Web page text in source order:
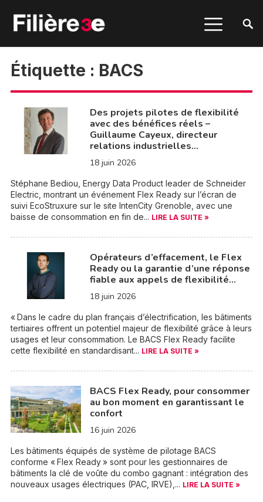
Étiquette : BACS
Des projets pilotes de flexibilité
avec des bénéfices réels –
Guillaume Cayeux, directeur
relations industrielles…
18 juin 2026
Stéphane Bediou, Energy Data Product leader de Schneider
Electric, montrant un événement Flex Ready sur l’écran de
suivi EcoStruxure sur le site IntenCity Grenoble, avec une
baisse de consommation en fin de... LIRE LA SUITE »
Opérateurs d’effacement, le Flex
Ready ou la garantie d’une réponse
fiable aux appels de flexibilité…
18 juin 2026
« Dans le cadre du plan français d’électrification, les bâtiments
tertiaires offrent un potentiel majeur de flexibilité grâce à leurs
usages et leur consommation. Le BACS Flex Ready facilite
cette flexibilité en standardisant... LIRE LA SUITE »
BACS Flex Ready, pour consommer
au bon moment en garantissant le
confort
16 juin 2026
Les bâtiments équipés de système de pilotage BACS
conforme « Flex Ready » sont pour les gestionnaires de
bâtiments la clé de voûte du combo gagnant : intégration des
nouveaux usages électriques (PAC, IRVE),... LIRE LA SUITE »